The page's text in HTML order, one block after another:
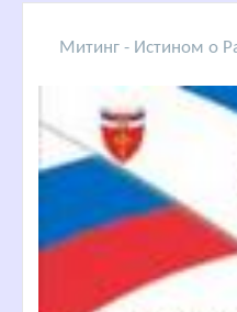
Митинг - Истином о